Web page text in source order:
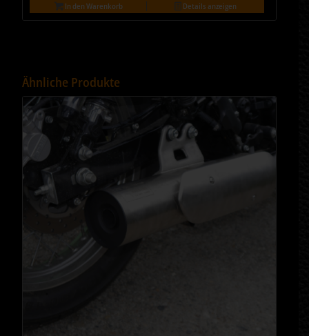
In den Warenkorb Details anzeigen
Ähnliche Produkte